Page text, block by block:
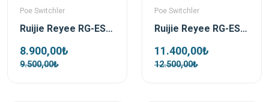
Poe Switchler
Ruijie Reyee RG-ES220GS-P 16 Port 250W 2xSfp 2xRj45 Uplink Yönetilebilir Gigabit PoE Switch
8.900,00₺
9.500,00₺
Poe Switchler
Ruijie Reyee RG-ES228GS-P 28 Port 370 W 2xSfp 2xRj45 Uplink Yönetilebilir Gigabit PoE Switch
11.400,00₺
12.500,00₺